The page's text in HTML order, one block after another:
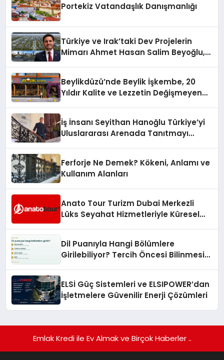
Portekiz Vatandaşlık Danışmanlığı
Türkiye ve Irak’taki Dev Projelerin
Mimarı Ahmet Hasan Salim Beyoğlu,
Hayata Geçirecek
Beylikdüzü’nde Beylik İşkembe, 20
Yıldır Kalite ve Lezzetin Değişmeyen
İş İnsanı Seyithan Hanoğlu Türkiye’yi
Uluslararası Arenada Tanıtmayı
Ferforje Ne Demek? Kökeni, Anlamı ve
Kullanım Alanları
Anato Tour Turizm Dubai Merkezli
Lüks Seyahat Hizmetleriyle Küresel
Dil Puanıyla Hangi Bölümlere
Girilebiliyor? Tercih Öncesi Bilinmesi
ELSİ Güç Sistemleri ve ELSIPOWER’dan
İşletmelere Güvenilir Enerji Çözümleri
Emlak Kredi ile Ev Almak ve Birçok Haberler ..